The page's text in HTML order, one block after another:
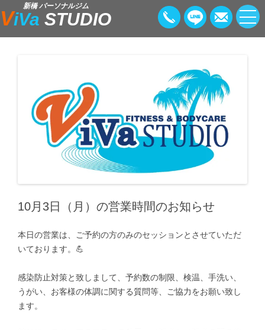
新橋 パーソナルジム
ViVa STUDIO
10月3日（月）の営業時間のお知らせ
本日の営業は、ご予約の方のみのセッションとさせていただ
いております。💪
感染防止対策と致しまして、予約数の制限、検温、手洗い、
うがい、お客様の体調に関する質問等、ご協力をお願い致し
ます。